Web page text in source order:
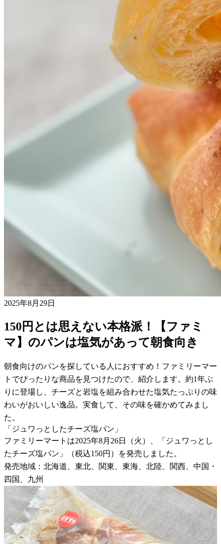
2025年8月29日
150円とは思えない本格派！【ファミ
マ】のパンは塩気があって朝食向き
朝食向けのパンを探している人におすすめ！ファミリーマー
トでぴったりな商品を見つけたので、紹介します。約1年ぶ
りに登場し、チーズと岩塩を組み合わせた塩気たっぷりの味
わいがおいしい逸品。実食して、その味を確かめてみまし
た。
「ジュワっとしたチーズ塩パン」
ファミリーマートは2025年8月26日（火）、「ジュワっとし
たチーズ塩パン」（税込150円）を発売しました。
発売地域：北海道、東北、関東、東海、北陸、関西、中国・
四国、九州